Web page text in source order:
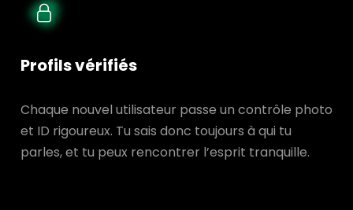
Profils vérifiés
Chaque nouvel utilisateur passe un contrôle photo
et ID rigoureux. Tu sais donc toujours à qui tu
parles, et tu peux rencontrer l’esprit tranquille.